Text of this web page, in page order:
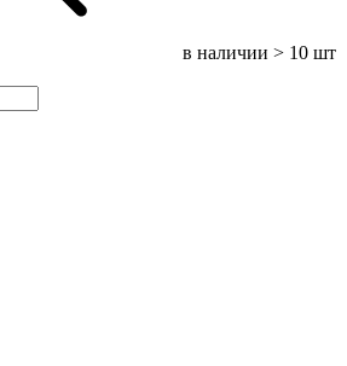
в наличии > 10 шт